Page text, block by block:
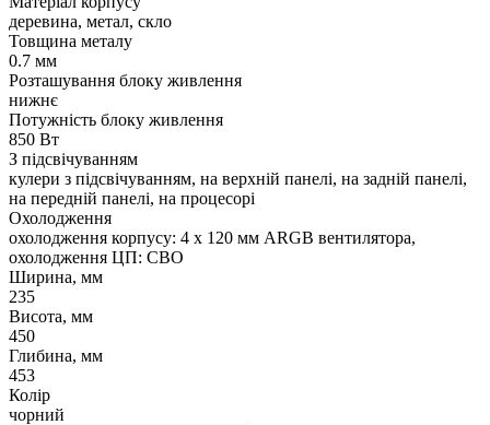
деревина, метал, скло
Товщина металу
0.7 мм
Розташування блоку живлення
нижнє
Потужність блоку живлення
850 Вт
З підсвічуванням
кулери з підсвічуванням, на верхній панелі, на задній панелі,
на передній панелі, на процесорі
Охолодження
охолодження корпусу: 4 x 120 мм ARGB вентилятора,
охолодження ЦП: СВО
Ширина, мм
235
Висота, мм
450
Глибина, мм
453
Колір
чорний